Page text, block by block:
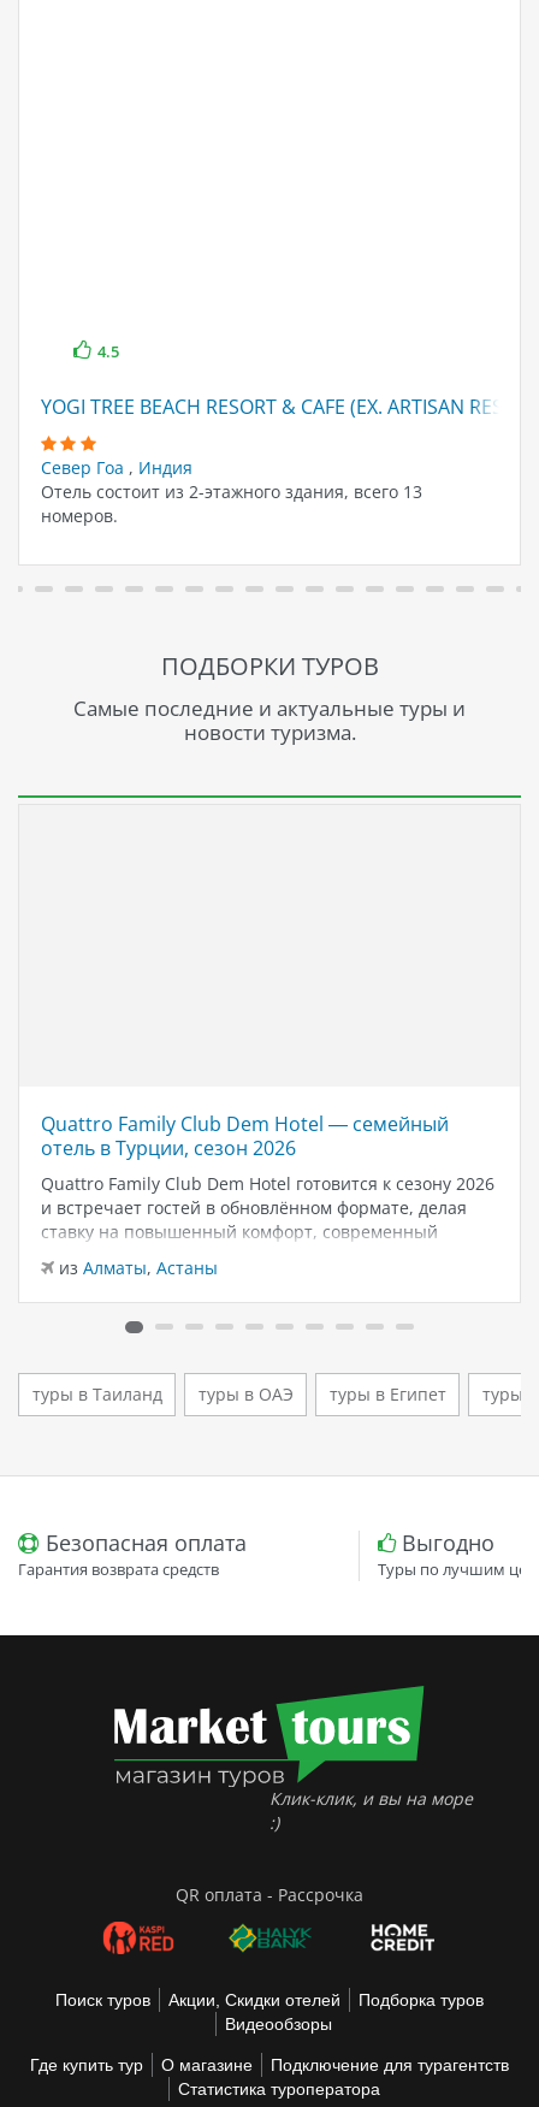
4.5
YOGI TREE BEACH RESORT & CAFE (EX. ARTISAN
Север Гоа , Индия
Отель состоит из 2-этажного здания, всего 13
номеров.
ПОДБОРКИ ТУРОВ
Самые последние и актуальные туры и
новости туризма.
Quattro Family Club Dem Hotel — семейный
отель в Турции, сезон 2026
Quattro Family Club Dem Hotel готовится к сезону 2026
и встречает гостей в обновлённом формате, делая
ставку на повышенный комфорт, современный
дизайн и атмосферу спокойного семейного отдыха у
моря. Отель остаётся популярным выбором для тех,
кто ищет семейный отель в…
из Алматы, Астаны
туры в Таиланд туры в ОАЭ туры в Египет туры
Безопасная оплата
Гарантия возврата средств
Выгодно
Туры по лучшим
Клик-клик, и вы на море
:)
QR оплата - Рассрочка
Поиск туров Акции, Скидки отелей
Подборка туров
Видеообзоры
Где купить тур О магазине
Подключение для турагентств
Статистика туроператора